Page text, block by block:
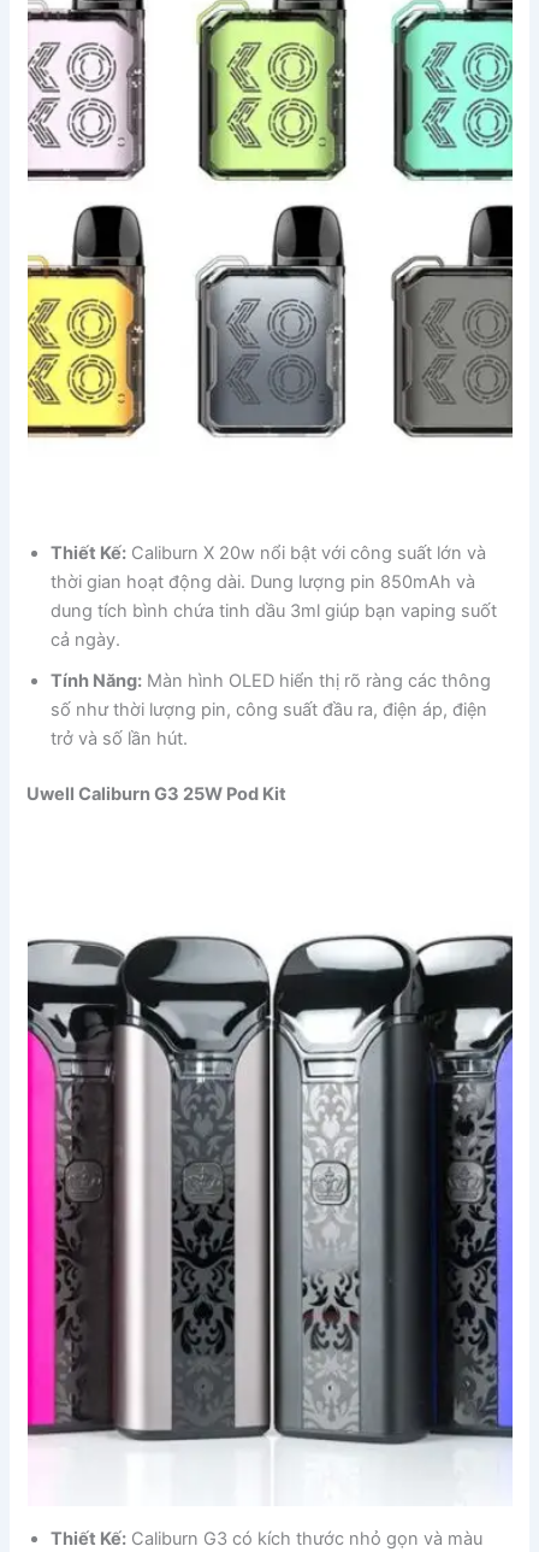
Thiết Kế: Caliburn X 20w nổi bật với công suất lớn và
thời gian hoạt động dài. Dung lượng pin 850mAh và
dung tích bình chứa tinh dầu 3ml giúp bạn vaping suốt
cả ngày.
Tính Năng: Màn hình OLED hiển thị rõ ràng các thông
số như thời lượng pin, công suất đầu ra, điện áp, điện
trở và số lần hút.
Uwell Caliburn G3 25W Pod Kit
Thiết Kế: Caliburn G3 có kích thước nhỏ gọn và màu